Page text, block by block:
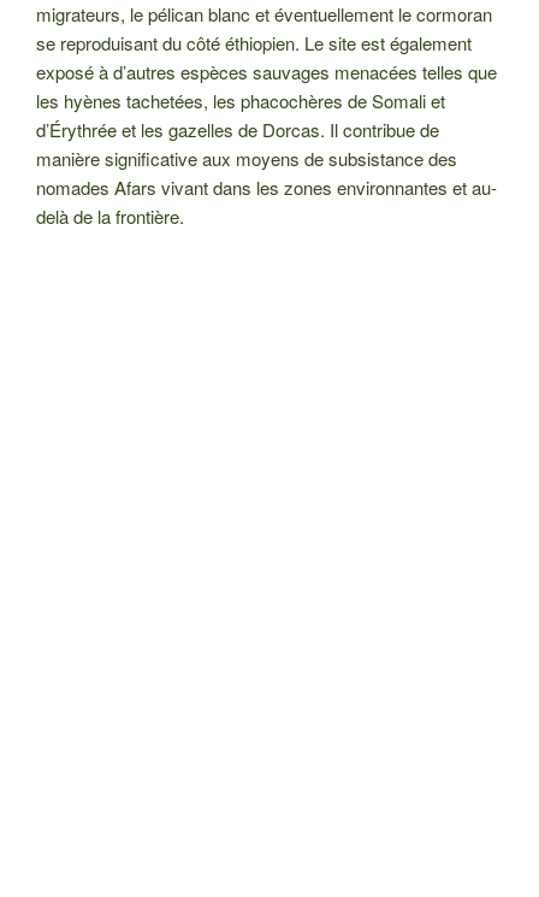
migrateurs, le pélican blanc et éventuellement le cormoran
se reproduisant du côté éthiopien. Le site est également
exposé à d’autres espèces sauvages menacées telles que
les hyènes tachetées, les phacochères de Somali et
d’Érythrée et les gazelles de Dorcas. Il contribue de
manière significative aux moyens de subsistance des
nomades Afars vivant dans les zones environnantes et au-
delà de la frontière.